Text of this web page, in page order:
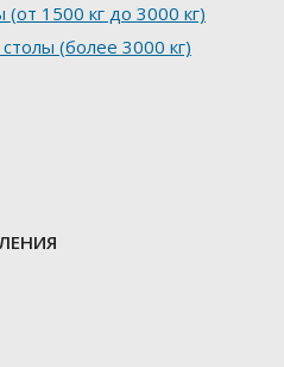
1500 кг до 3000 кг)
(более 3000 кг)